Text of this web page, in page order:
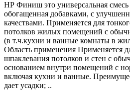
НР Финиш это универсальная смесь
обогащенная добавками, с
качествами. Применяется для
потолков жилых помещений с
(в т.ч.кухни и ванные комнаты в
Область применения Применяется
шпаклевания потолков и стен с
основанием внутри помещений с
включая кухни и ванные.
дает усадки; ..